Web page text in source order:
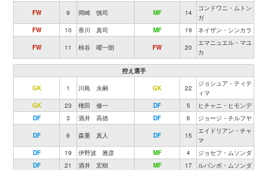
FW 9 岡崎 慎司 MF 14
コンドワニ・ムトン
ガ
FW
10 香川 真司 MF 19 ネイザン・シンカラ
FW 11 柿谷 曜一朗 FW 20
エマニュエル・マユ
カ
控え選手
GK 1 川島 永嗣 GK 22
ジョシュア・ティテ
ィマ
GK
23 権田 修一 DF 5
ヒチャニ・ヒモンデ
DF
3 酒井 高徳 DF 6 ジョージ・チルフヤ
DF 6 森重 真人 DF 15
エイドリアン・チャ
マ
DF
19 伊野波 雅彦 MF 4
ジョセフ・ムソンダ
DF
21 酒井 宏樹 MF 17
ルバンボ・ムソンダ